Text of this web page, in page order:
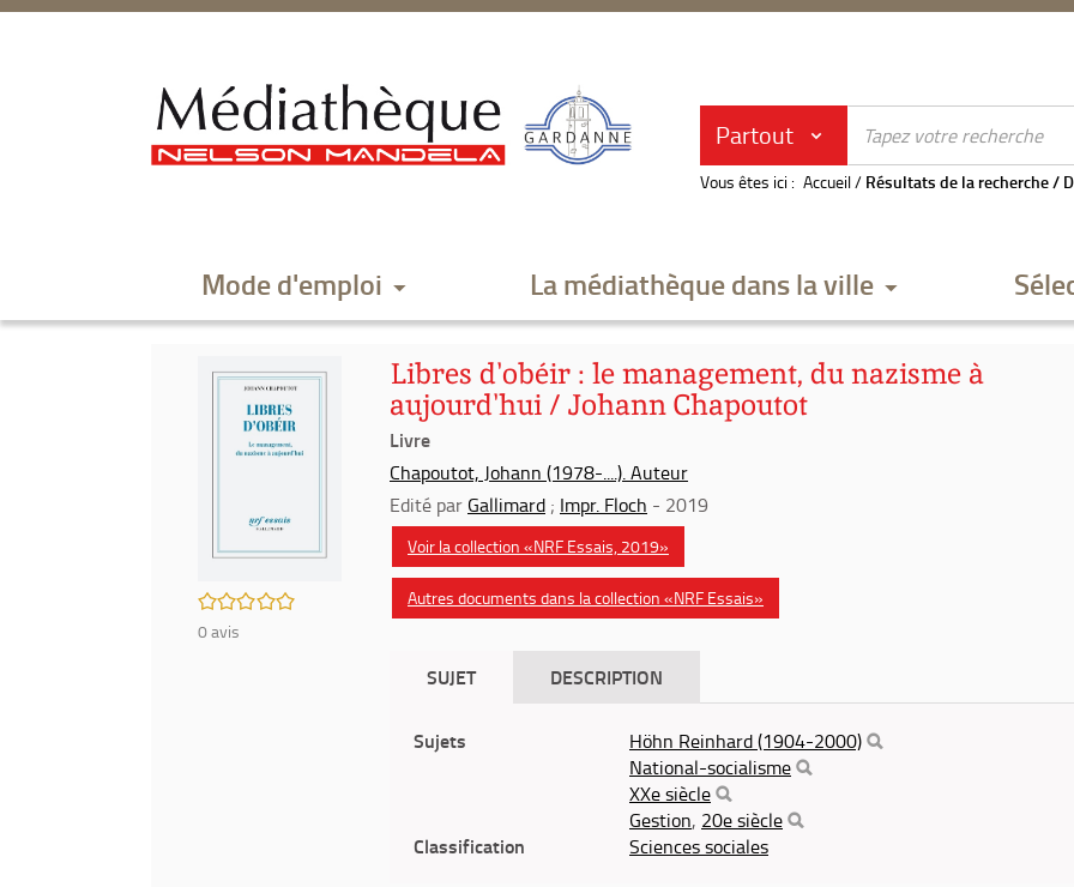
recherche
Partout
Vous êtes ici : Accueil/ Résultats de la recherche/
Mode d'emploi La médiathèque dans la ville
/5
0avis
Libres d'obéir : le management, du nazisme à
aujourd'hui / Johann Chapoutot
Livre
Chapoutot, Johann (1978-....). Auteur
Edité par Gallimard ; Impr. Floch - 2019
Voir la collection «NRF Essais, 2019»
Autres documents dans la collection «NRF Essais»
SUJET DESCRIPTION
Sujets
Höhn Reinhard (1904-2000)
National-socialisme
XXe siècle
Gestion, 20e siècle
Classification Sciences sociales